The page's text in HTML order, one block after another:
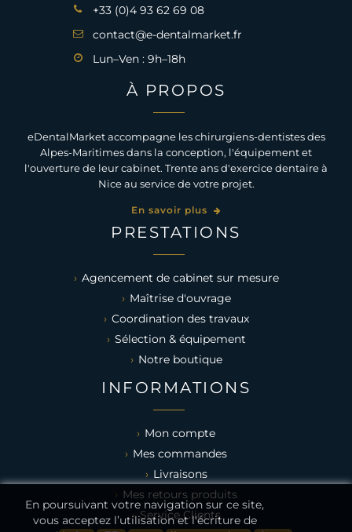
+33 (0)4 93 62 69 08
contact@e-dentalmarket.fr
Lun–Ven : 9h–18h
À PROPOS
eDentalMarket accompagne les chirurgiens-dentistes des
Alpes-Maritimes dans la conception, l'équipement et
l'ouverture de leur cabinet. Trente ans d'exercice dentaire à
Nice au service de votre projet.
En savoir plus
PRESTATIONS
Agencement de cabinet sur mesure
Maîtrise d'ouvrage
Coordination des travaux
Sélection & équipement
Notre boutique
INFORMATIONS
Mon compte
Mes commandes
Livraisons
Mes retours produits
Service Clients
En poursuivant votre navigation sur ce site,
vous acceptez l’utilisation et l'écriture de